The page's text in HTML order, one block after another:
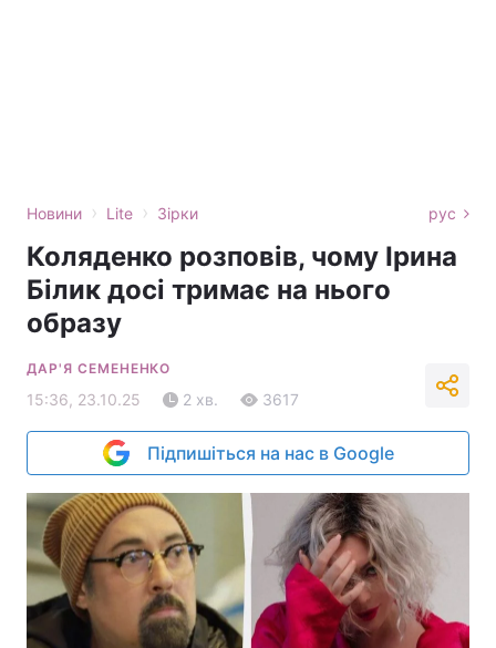
Новини › Lite › Зірки рус
Коляденко розповів, чому Ірина
Білик досі тримає на нього
образу
ДАР'Я СЕМЕНЕНКО
15:36, 23.10.25 2 хв. 3617
Підпишіться на нас в Google